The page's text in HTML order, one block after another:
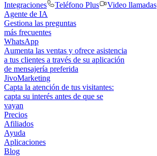
Integraciones
Teléfono Plus Video llamadas
Agente de IA
Gestiona las preguntas
más frecuentes
WhatsApp
Aumenta las ventas y ofrece asistencia
a tus clientes a través de su aplicación
de mensajería preferida
JivoMarketing
Capta la atención de tus visitantes:
capta su interés antes de que se
vayan
Precios
Afiliados
Ayuda
Aplicaciones
Blog